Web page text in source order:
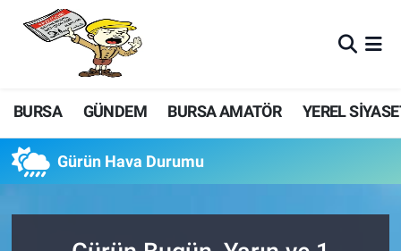
BURSA GÜNDEM BURSA AMATÖR YEREL
Gürün Hava Durumu